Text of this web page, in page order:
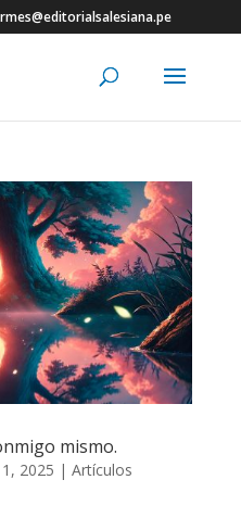
mismo.
2025 | Artículos